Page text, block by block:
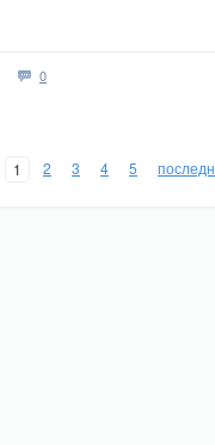
0
1 2 3 4 5